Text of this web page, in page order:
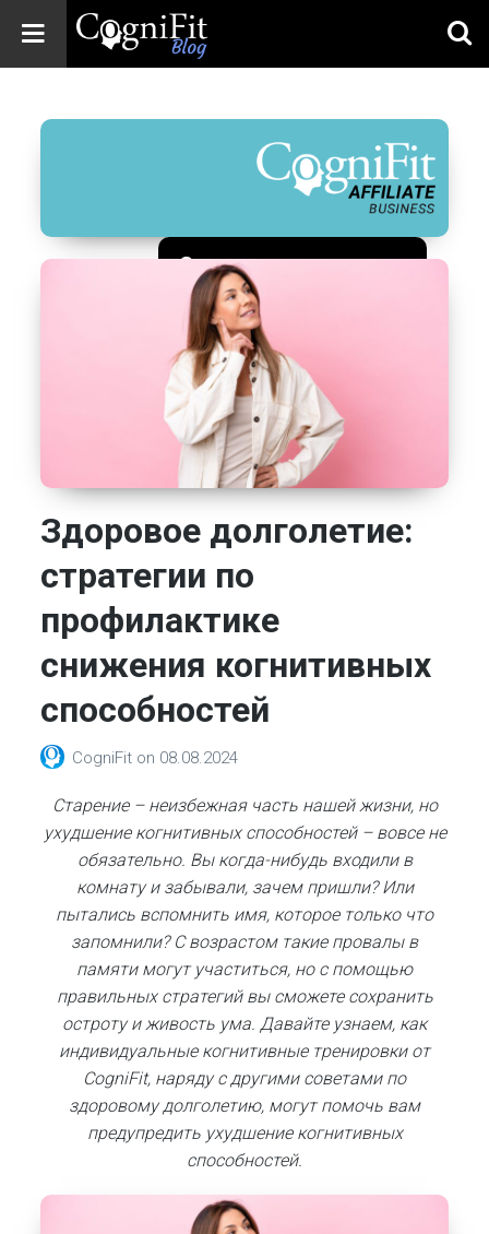
Blog: Brain
Wellness
Зарегистрироваться
Здоровое долголетие:
стратегии по
профилактике
снижения когнитивных
способностей
CogniFit on 08.08.2024
Старение – неизбежная часть нашей жизни, но
ухудшение когнитивных способностей – вовсе не
обязательно. Вы когда-нибудь входили в
комнату и забывали, зачем пришли? Или
пытались вспомнить имя, которое только что
запомнили? С возрастом такие провалы в
памяти могут участиться, но с помощью
правильных стратегий вы сможете сохранить
остроту и живость ума. Давайте узнаем, как
индивидуальные когнитивные тренировки от
CogniFit, наряду с другими советами по
здоровому долголетию, могут помочь вам
предупредить ухудшение когнитивных
способностей.